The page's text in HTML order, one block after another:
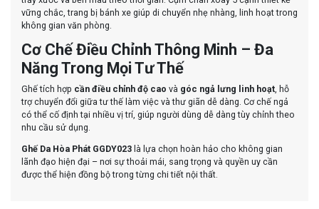
vững chắc, trang bị bánh xe giúp di chuyển nhẹ nhàng, linh hoạt trong
không gian văn phòng.
Cơ Chế Điều Chỉnh Thông Minh – Đa
Năng Trong Mọi Tư Thế
Ghế tích hợp cần điều chỉnh độ cao và góc ngả lưng linh hoạt , hỗ
trợ chuyển đổi giữa tư thế làm việc và thư giãn dễ dàng. Cơ chế ngả
có thể cố định tại nhiều vị trí, giúp người dùng dễ dàng tùy chỉnh theo
nhu cầu sử dụng.
Ghế Da Hòa Phát GGDY023 là lựa chọn hoàn hảo cho không gian
lãnh đạo hiện đại – nơi sự thoải mái, sang trọng và quyền uy cần
được thể hiện đồng bộ trong từng chi tiết nội thất.